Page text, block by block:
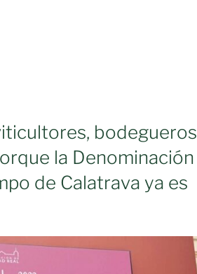
bodegueros
la Denominación
de Calatrava ya es